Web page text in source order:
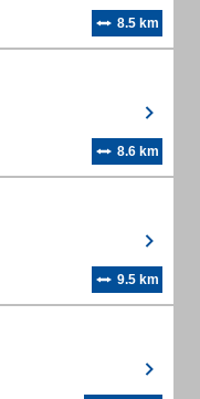
8.5 km
8.6 km
9.5 km